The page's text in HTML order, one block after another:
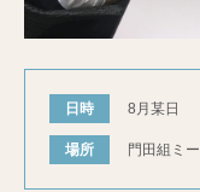
日時 8月某日
場所 門田組ミ